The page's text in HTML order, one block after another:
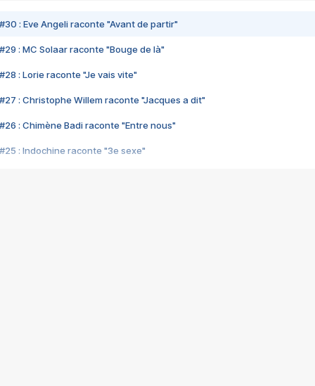
#30 : Eve Angeli raconte "Avant de partir"
#29 : MC Solaar raconte "Bouge de là"
#28 : Lorie raconte "Je vais vite"
#27 : Christophe Willem raconte "Jacques a dit"
#26 : Chimène Badi raconte "Entre nous"
#25 : Indochine raconte "3e sexe"